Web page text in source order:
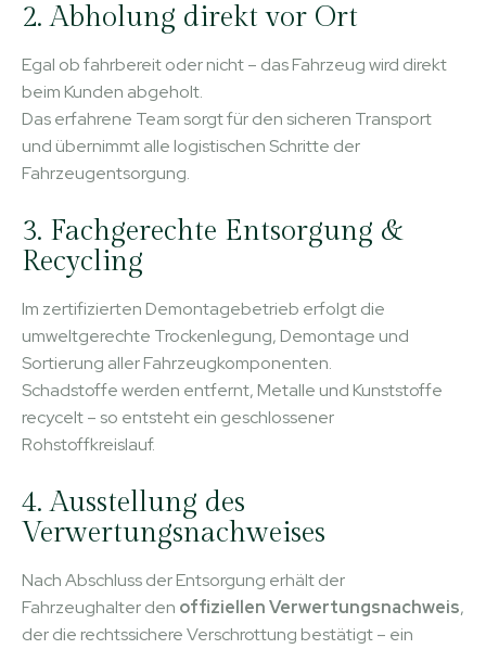
2. Abholung direkt vor Ort
Egal ob fahrbereit oder nicht – das Fahrzeug wird direkt
beim Kunden abgeholt.
Das erfahrene Team sorgt für den sicheren Transport
und übernimmt alle logistischen Schritte der
Fahrzeugentsorgung.
3. Fachgerechte Entsorgung &
Recycling
Im zertifizierten Demontagebetrieb erfolgt die
umweltgerechte Trockenlegung, Demontage und
Sortierung aller Fahrzeugkomponenten.
Schadstoffe werden entfernt, Metalle und Kunststoffe
recycelt – so entsteht ein geschlossener
Rohstoffkreislauf.
4. Ausstellung des
Verwertungsnachweises
Nach Abschluss der Entsorgung erhält der
Fahrzeughalter den offiziellen Verwertungsnachweis,
der die rechtssichere Verschrottung bestätigt – ein